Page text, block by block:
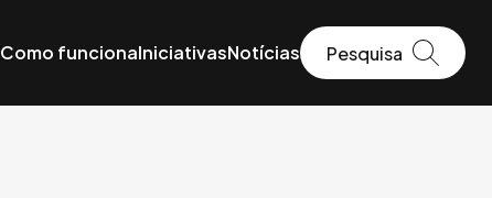
Como funcionaIniciativasNotícias